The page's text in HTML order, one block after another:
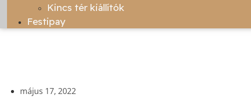
Kincs tér kiállítók
Festipay
május 17, 2022